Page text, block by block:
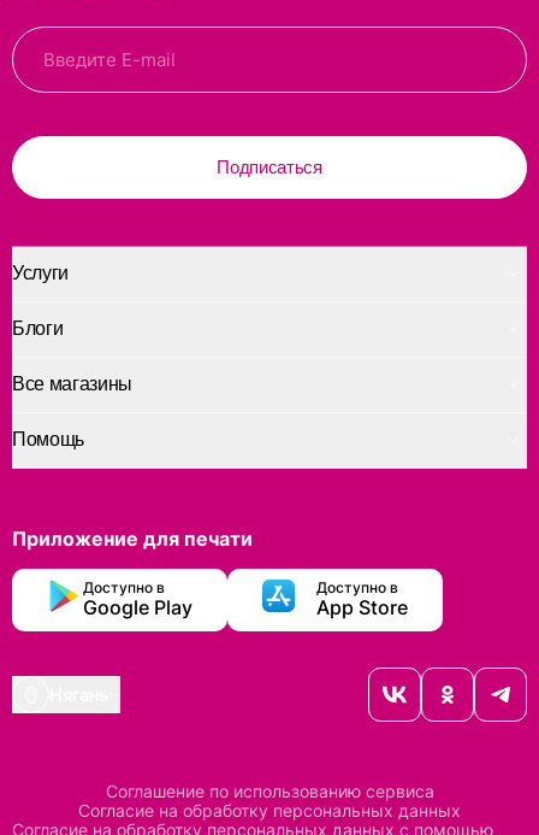
Подписаться
Услуги
Помощь
Блоги
Все магазины
Приложение для печати
Доступно в
Google Play
Доступно в
App Store
Соглашение по использованию сервиса
Согласие на обработку персональных данных
Согласие на обработку персональных данных с помощью